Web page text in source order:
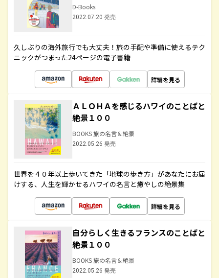
D-Books
2022.07.20 発売
久しぶりの海外旅行でも大丈夫！旅の手配や準備に使えるテク
ニックがつまった24ページの電子書籍
詳細を見る
ＡＬＯＨＡを感じるハワイのことばと
絶景１００
BOOKS 旅の名言＆絶景
2022.05.26 発売
世界を４０年以上歩いてきた「地球の歩き方」があなたにお届
けする、人生を輝かせるハワイの名言と癒やしの絶景集
詳細を見る
自分らしく生きるフランスのことばと
絶景１００
BOOKS 旅の名言＆絶景
2022.05.26 発売